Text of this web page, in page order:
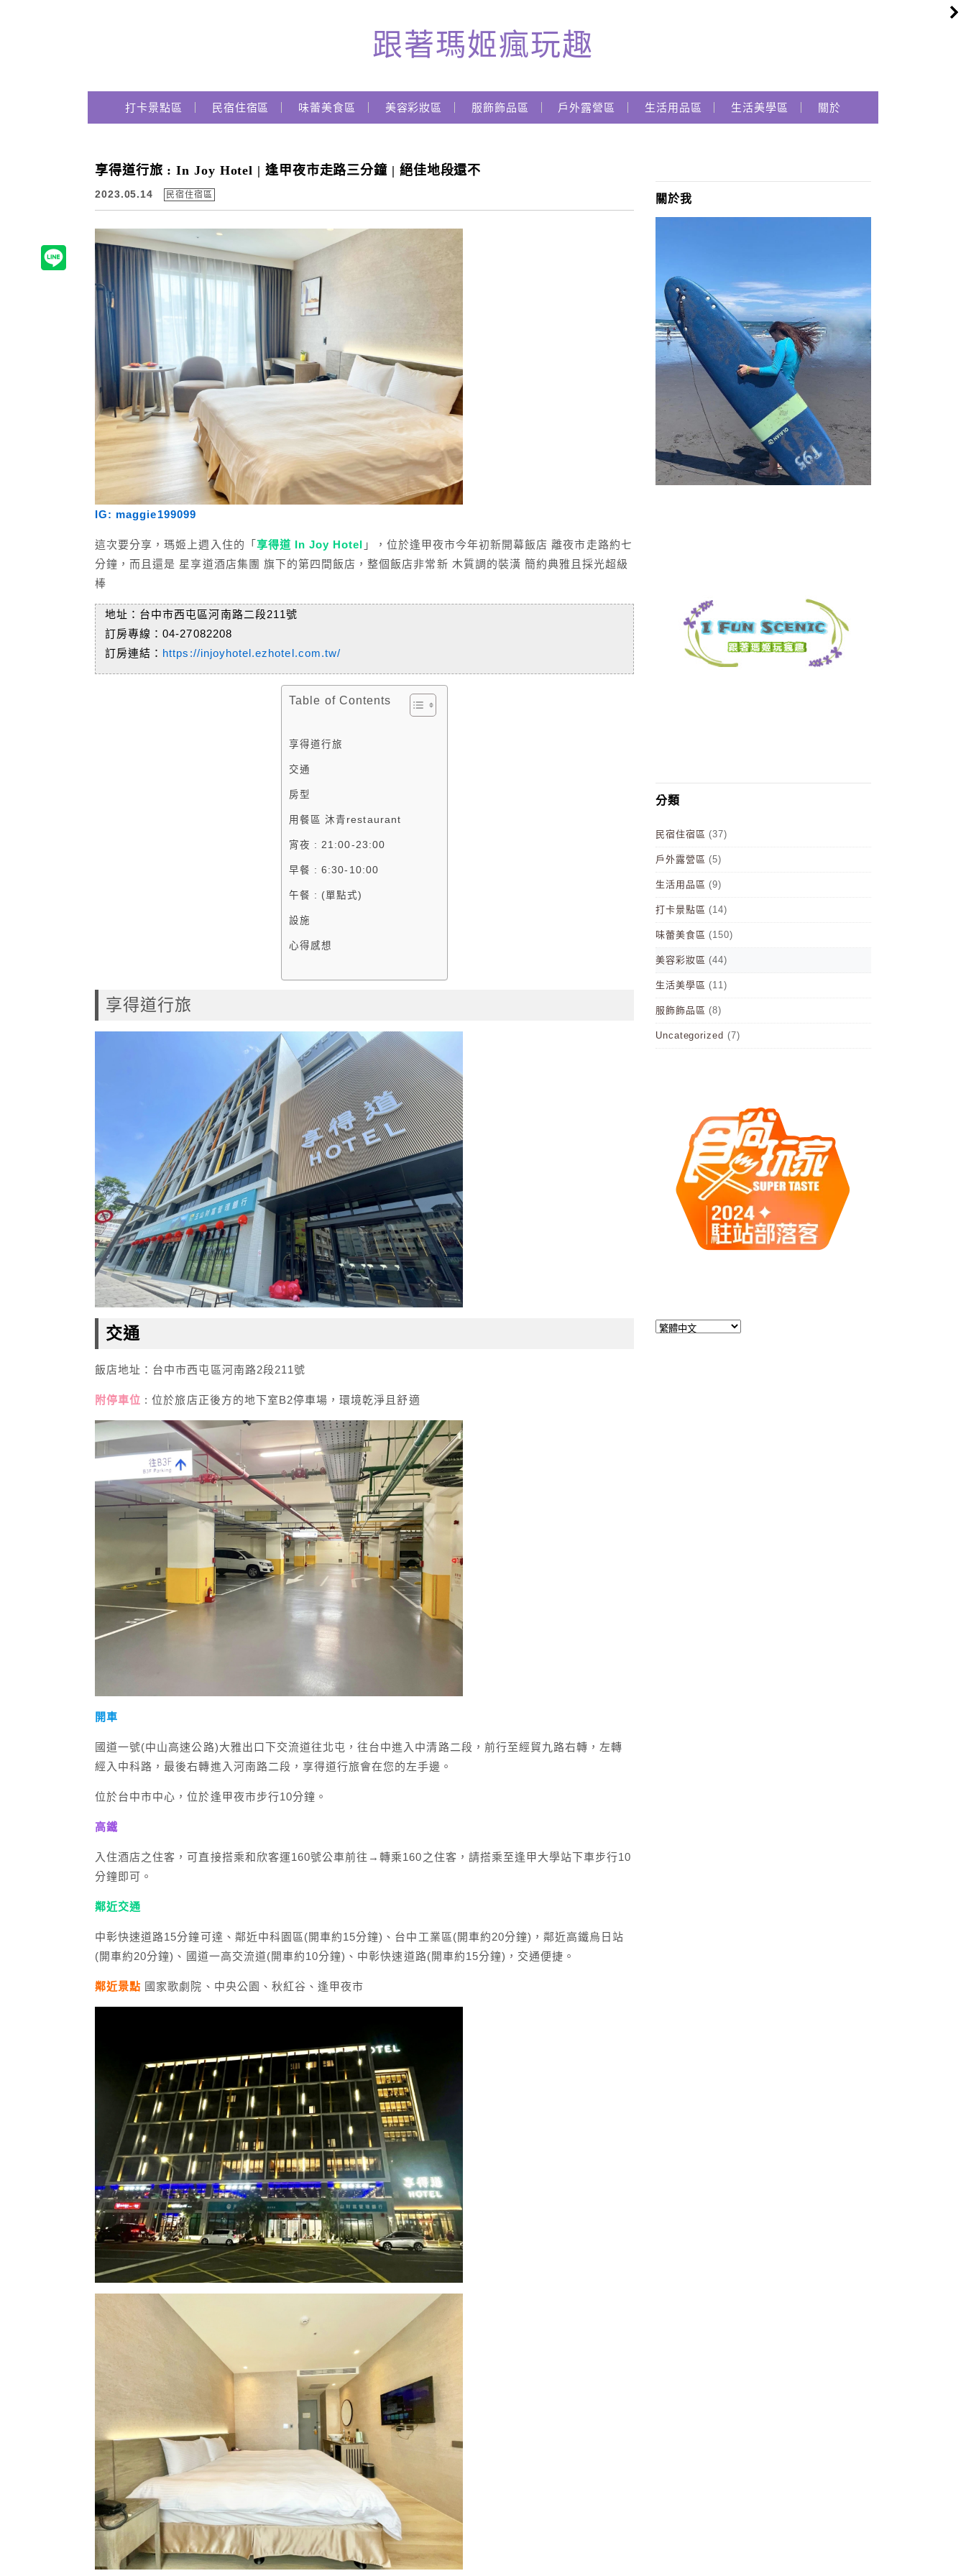
跟著瑪姬瘋玩趣
跟著瑪姬瘋玩趣
Main Menu
打卡景點區 民宿住宿區 味蕾美食區 美容彩妝區 服飾飾品區 戶外露營區 生活用品區 生活美學區 關於
享得道行旅 : In Joy Hotel | 逢甲夜市走路三分鐘 | 絕佳地段還不
2023.05.14 民宿住宿區
IG: maggie199099
這次要分享，瑪姬上週入住的「 享得道 In Joy Hotel 」，位於逢甲夜市今年初新開幕飯店 離夜市走路約七
分鐘，而且還是 星享道酒店集團 旗下的第四間飯店，整個飯店非常新 木質調的裝潢 簡約典雅且採光超級
棒
地址：台中市西屯區河南路二段211號
訂房專線：04-27082208
訂房連結： https://injoyhotel.ezhotel.com.tw/
Table of Contents
享得道行旅
交通
房型
用餐區 沐青restaurant
宵夜 : 21:00-23:00
早餐 : 6:30-10:00
午餐 : (單點式)
設施
心得感想
享得道行旅
交通
飯店地址：台中市西屯區河南路2段211號
附停車位 : 位於旅店正後方的地下室B2停車場，環境乾淨且舒適
開車
國道一號(中山高速公路)大雅出口下交流道往北屯，往台中進入中清路二段，前行至經貿九路右轉，左轉
經入中科路，最後右轉進入河南路二段，享得道行旅會在您的左手邊。
位於台中市中心，位於逢甲夜市步行10分鐘。
高鐵
入住酒店之住客，可直接搭乘和欣客運160號公車前往→轉乘160之住客，請搭乘至逢甲大學站下車步行10
分鐘即可。
鄰近交通
中彰快速道路15分鐘可達、鄰近中科園區(開車約15分鐘)、台中工業區(開車約20分鐘)，鄰近高鐵烏日站
(開車約20分鐘)、國道一高交流道(開車約10分鐘)、中彰快速道路(開車約15分鐘)，交通便捷。
鄰近景點 國家歌劇院、中央公園、秋紅谷、逢甲夜市
關於我
分類
民宿住宿區 (37)
戶外露營區 (5)
生活用品區 (9)
打卡景點區 (14)
味蕾美食區 (150)
美容彩妝區 (44)
生活美學區 (11)
服飾飾品區 (8)
Uncategorized (7)